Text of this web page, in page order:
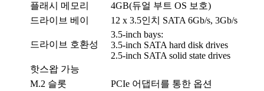
플래시 메모리
4GB(듀얼 부트 OS 보호)
드라이브 베이
12 x 3.5인치 SATA 6Gb/s, 3Gb/s
드라이브 호환성
3.5-inch bays:
3.5-inch SATA hard disk drives
2.5-inch SATA solid state drives
핫스왑 가능
M.2 슬롯
PCIe 어댑터를 통한 옵션